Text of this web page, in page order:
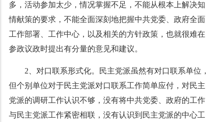
多，活动参加太少，情况掌握不足，不能从根本上解决知
情献策的要求，不能全面深刻地把握中共党委、政府全面
工作部署、工作中心，以及相关的方针政策，也就很难在
参政议政时提出有分量的意见和建议。
2 、对口联系形式化。民主党派虽然有对口联系单位，
但个别单位对于民主党派对口联系工作简单应付，对民主
党派的调研工作认识不够，没有将中共党委、政府的工作
与民主党派工作紧密相联，没有认识到民主党派的中心工